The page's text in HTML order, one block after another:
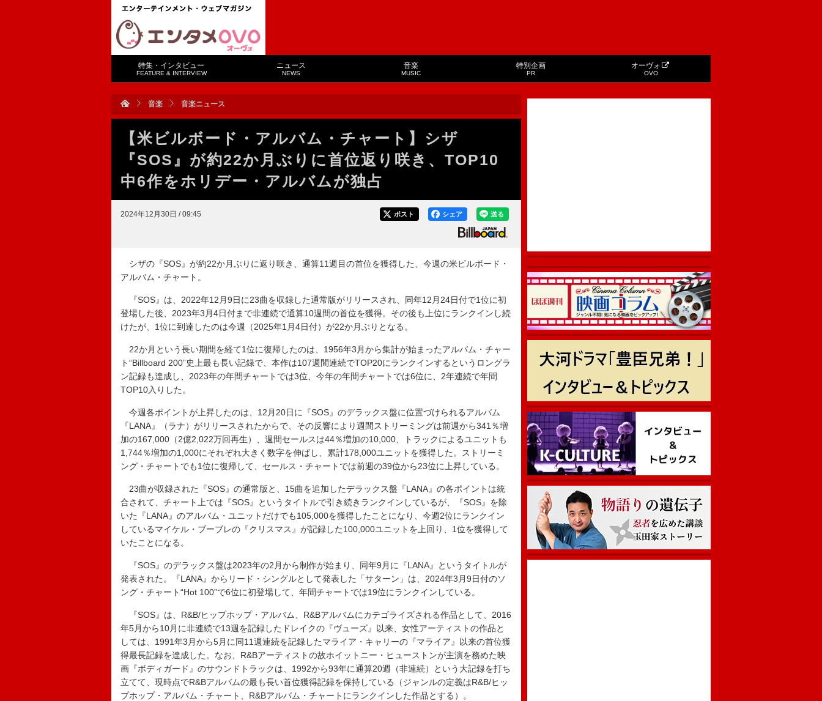
特集・インタビュー
FEATURE & INTERVIEW
ニュース
NEWS
音楽
MUSIC
特別企画
PR
オーヴォ
OVO
音楽 音楽ニュース
【米ビルボード・アルバム・チャート】シザ
『SOS』が約22か月ぶりに首位返り咲き、TOP10
中6作をホリデー・アルバムが独占
2024年12月30日 / 09:45 送る
シェア
ポスト
シザの『SOS』が約22か月ぶりに返り咲き、通算11週目の首位を獲得した、今週の米ビルボード・
アルバム・チャート。
『SOS』は、2022年12月9日に23曲を収録した通常版がリリースされ、同年12月24日付で1位に初
登場した後、2023年3月4日付まで非連続で通算10週間の首位を獲得。その後も上位にランクインし続
けたが、1位に到達したのは今週（2025年1月4日付）が22か月ぶりとなる。
22か月という長い期間を経て1位に復帰したのは、1956年3月から集計が始まったアルバム・チャー
ト“Billboard 200”史上最も長い記録で、本作は107週間連続でTOP20にランクインするというロングラ
ン記録も達成し、2023年の年間チャートでは3位、今年の年間チャートでは6位に、2年連続で年間
TOP10入りした。
今週各ポイントが上昇したのは、12月20日に『SOS』のデラックス盤に位置づけられるアルバム
『LANA』（ラナ）がリリースされたからで、その反響により週間ストリーミングは前週から341％増
加の167,000（2億2,022万回再生）、週間セールスは44％増加の10,000、トラックによるユニットも
1,744％増加の1,000にそれぞれ大きく数字を伸ばし、累計178,000ユニットを獲得した。ストリーミ
ング・チャートでも1位に復帰して、セールス・チャートでは前週の39位から23位に上昇している。
23曲が収録された『SOS』の通常版と、15曲を追加したデラックス盤『LANA』の各ポイントは統
合されて、チャート上では『SOS』というタイトルで引き続きランクインしているが、『SOS』を除
いた『LANA』のアルバム・ユニットだけでも105,000を獲得したことになり、今週2位にランクイン
しているマイケル・ブーブレの『クリスマス』が記録した100,000ユニットを上回り、1位を獲得して
いたことになる。
『SOS』のデラックス盤は2023年の2月から制作が始まり、同年9月に『LANA』というタイトルが
発表された。『LANA』からリード・シングルとして発表した「サターン」は、2024年3月9日付のソ
ング・チャート“Hot 100”で6位に初登場して、年間チャートでは19位にランクインしている。
『SOS』は、R&B/ヒップホップ・アルバム、R&Bアルバムにカテゴライズされる作品として、2016
年5月から10月に非連続で13週を記録したドレイクの『ヴューズ』以来、女性アーティストの作品と
しては、1991年3月から5月に同11週連続を記録したマライア・キャリーの『マライア』以来の首位獲
得最長記録を達成した。なお、R&Bアーティストの故ホイットニー・ヒューストンが主演を務めた映
画『ボディガード』のサウンドトラックは、1992から93年に通算20週（非連続）という大記録を打ち
立てて、現時点でR&Bアルバムの最も長い首位獲得記録を保持している（ジャンルの定義はR&B/ヒッ
プホップ・アルバム・チャート、R&Bアルバム・チャートにランクインした作品とする）。